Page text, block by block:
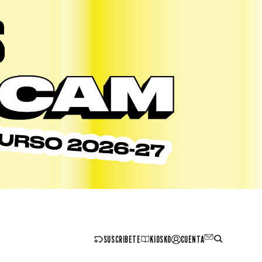
SUSCRIBETE KIOSKO CUENTA